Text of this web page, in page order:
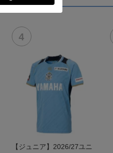
【ジュニア】2026/27ユニ